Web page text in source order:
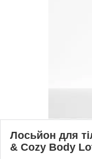
Лосьйон для
& Cozy Body